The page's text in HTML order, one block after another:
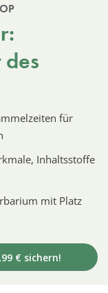
für
Inhaltsstoffe
mit Platz
€ sichern!